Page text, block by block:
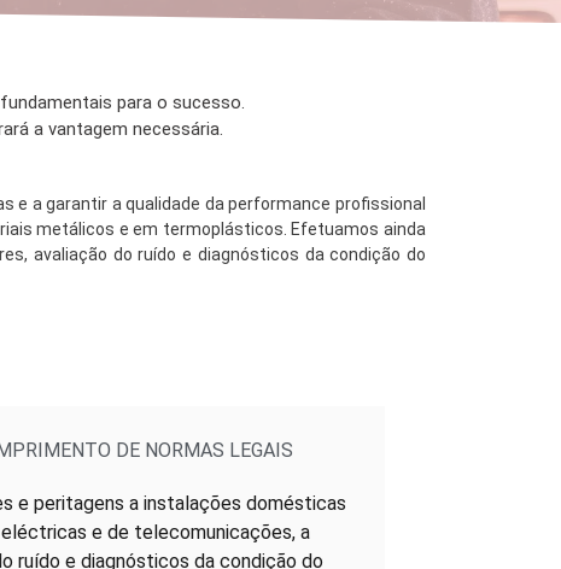
para o sucesso.
a vantagem necessária.
e a garantir a qualidade da performance profissional
metálicos e em termoplásticos. Efetuamos ainda
avaliação do ruído e diagnósticos da condição do
DE NORMAS LEGAIS
e peritagens a instalações domésticas
e de telecomunicações, a
ruído e diagnósticos da condição do